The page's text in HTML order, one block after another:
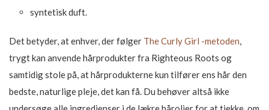
syntetisk duft.
Det betyder, at enhver, der følger The Curly Girl -metoden,
trygt kan anvende hårprodukter fra Righteous Roots og
samtidig stole på, at hårprodukterne kun tilfører ens hår den
bedste, naturlige pleje, det kan få. Du behøver altså ikke